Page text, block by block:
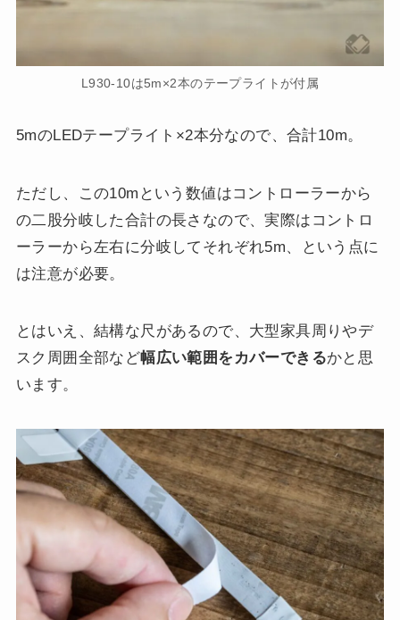
L930-10は5m×2本のテープライトが付属
5mのLEDテープライト×2本分なので、合計10m。
ただし、この10mという数値はコントローラーから
の二股分岐した合計の長さなので、実際はコントロ
ーラーから左右に分岐してそれぞれ5m、という点に
は注意が必要。
とはいえ、結構な尺があるので、大型家具周りやデ
スク周囲全部など幅広い範囲をカバーできるかと思
います。